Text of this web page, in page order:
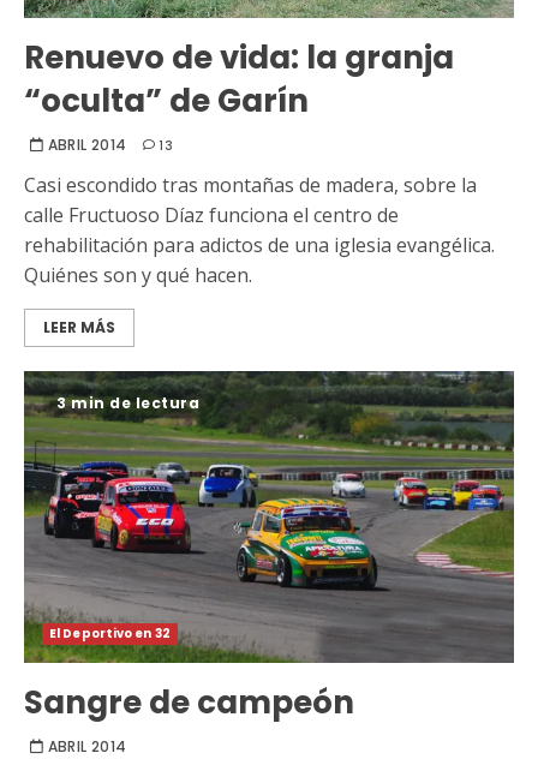
Renuevo de vida: la granja
“oculta” de Garín
ABRIL 2014 13
Casi escondido tras montañas de madera, sobre la
calle Fructuoso Díaz funciona el centro de
rehabilitación para adictos de una iglesia evangélica.
Quiénes son y qué hacen.
LEER MÁS
3 min de lectura
El Deportivo en 32
Sangre de campeón
ABRIL 2014